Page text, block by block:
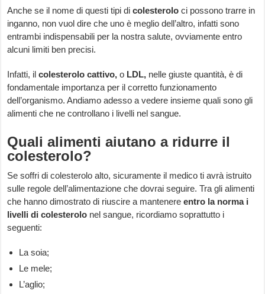
Anche se il nome di questi tipi dicolesterolo ci possono trarre in
inganno, non vuol dire che uno è meglio dell’altro, infatti sono
entrambi indispensabili per la nostra salute, ovviamente entro
alcuni limiti ben precisi.
Infatti, ilcolesterolo cattivo, o LDL, nelle giuste quantità, è di
fondamentale importanza per il corretto funzionamento
dell’organismo. Andiamo adesso a vedere insieme quali sono gli
alimenti che ne controllano i livelli nel sangue.
Quali alimenti aiutano a ridurre il
colesterolo?
Se soffri di colesterolo alto, sicuramente il medico ti avrà istruito
sulle regole dell’alimentazione che dovrai seguire. Tra gli alimenti
che hanno dimostrato di riuscire a mantenereentro la norma i
livelli di colesterolo nel sangue, ricordiamo soprattutto i
seguenti:
La soia;
Le mele;
L’aglio;